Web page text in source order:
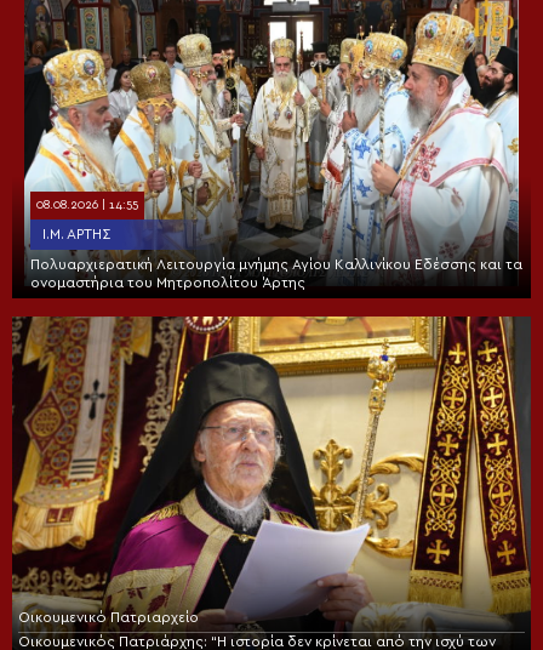
08.08.2026 | 14:55
Ι.Μ. ΆΡΤΗΣ
Πολυαρχιερατική Λειτουργία μνήμης Αγίου Καλλινίκου Εδέσσης και τα
ονομαστήρια του Μητροπολίτου Άρτης
Οικουμενικό Πατριαρχείο
Οικουμενικός Πατριάρχης: “Η ιστορία δεν κρίνεται από την ισχύ των